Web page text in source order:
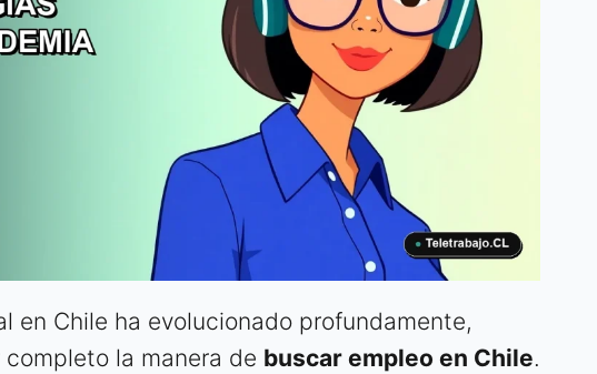
en Chile ha evolucionado profundamente,
la manera de buscar empleo en Chile.